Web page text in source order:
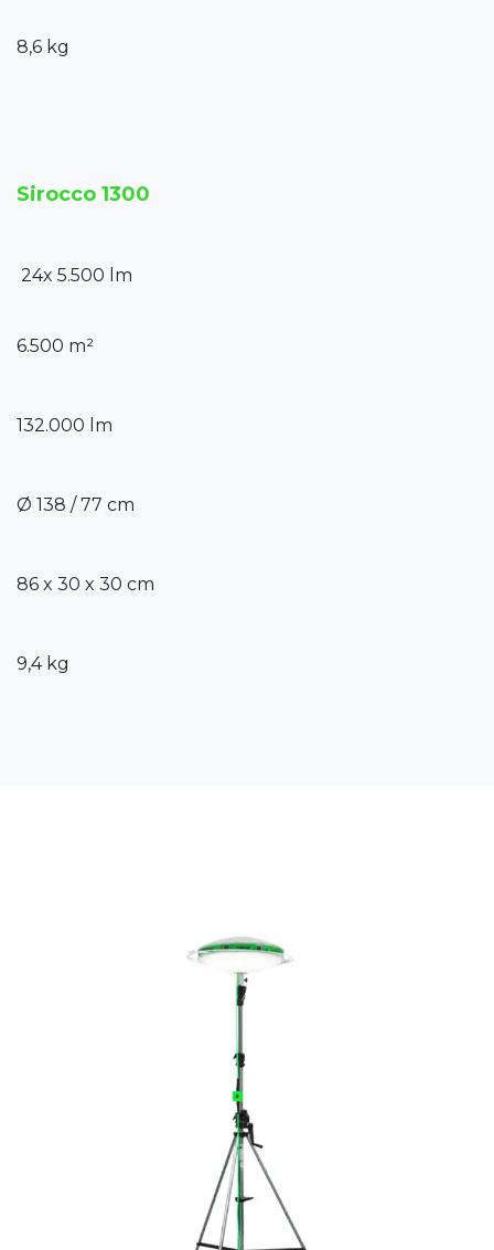
8,6 kg
Sirocco 1300
24x 5.500 lm
6.500 m²
132.000 lm
Ø 138 / 77 cm
86 x 30 x 30 cm
9,4 kg